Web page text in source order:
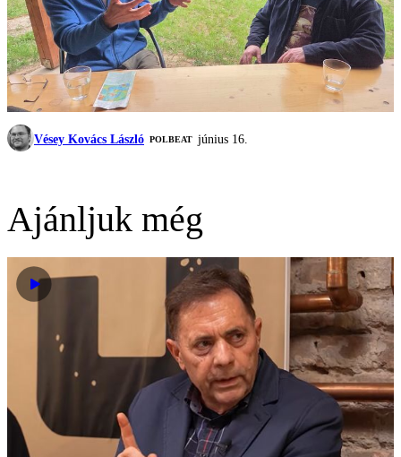
Vésey Kovács László ‎POLBEAT június 16.
Ajánljuk még